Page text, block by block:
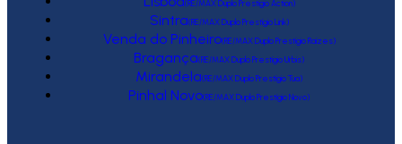
(RE/MAX Duplo Prestígio Action)
Sintra(RE/MAX Duplo Prestígio Link)
Venda do Pinheiro(RE/MAX Duplo Prestígio Raízes)
Bragança(RE/MAX Duplo Prestígio Urbis)
Mirandela(RE/MAX Duplo Prestígio Tua)
Pinhal Novo(RE/MAX Duplo Prestígio Novo)